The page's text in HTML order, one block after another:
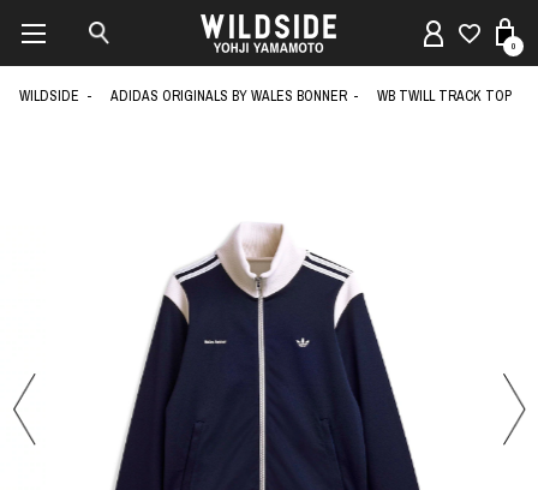
0
WILDSIDE ADIDAS ORIGINALS BY WALES BONNER WB TWILL TRACK TOP